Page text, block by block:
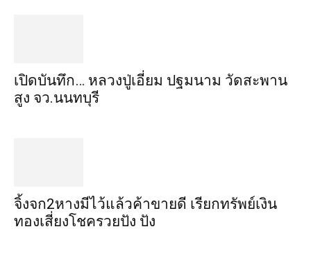
เปิดบันทึก… หลวงปู่เอี่ยม ​ปฐม​นาม​ วัดสะพาน
สูง​ จว.นนทบุรี
จิ้งจก​2​หาง​มีไว้แล้ว​ค้าขาย​ดี​ เรียก​ทรัพย์เงิน
ทอง​เสี่ยงโชค​รวยปัง​ ปัง​